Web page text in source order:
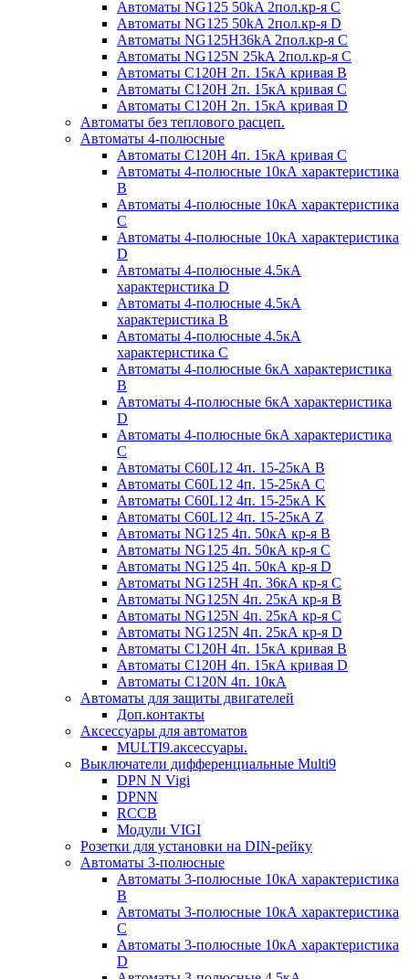
Автоматы NG125 50kA 2пол.кр-я C
Автоматы NG125 50kA 2пол.кр-я D
Автоматы NG125H36kA 2пол.кр-я C
Автоматы NG125N 25kA 2пол.кр-я C
Автоматы С120H 2п. 15кА кривая B
Автоматы С120H 2п. 15кА кривая C
Автоматы С120H 2п. 15кА кривая D
Автоматы без теплового расцеп.
Автоматы 4-полюсные
Автоматы С120H 4п. 15кА кривая C
Автоматы 4-полюсные 10кА характеристика
B
Автоматы 4-полюсные 10кА характеристика
C
Автоматы 4-полюсные 10кА характеристика
D
Автоматы 4-полюсные 4.5кА
характеристика D
Автоматы 4-полюсные 4.5кА
характеристика В
Автоматы 4-полюсные 4.5кА
характеристика С
Автоматы 4-полюсные 6кА характеристика
B
Автоматы 4-полюсные 6кА характеристика
D
Автоматы 4-полюсные 6кА характеристика
С
Автоматы C60L12 4п. 15-25кА B
Автоматы C60L12 4п. 15-25кА C
Автоматы C60L12 4п. 15-25кА K
Автоматы C60L12 4п. 15-25кА Z
Автоматы NG125 4п. 50кА кр-я B
Автоматы NG125 4п. 50кА кр-я C
Автоматы NG125 4п. 50кА кр-я D
Автоматы NG125H 4п. 36кА кр-я C
Автоматы NG125N 4п. 25кА кр-я B
Автоматы NG125N 4п. 25кА кр-я C
Автоматы NG125N 4п. 25кА кр-я D
Автоматы С120H 4п. 15кА кривая B
Автоматы С120H 4п. 15кА кривая D
Автоматы С120N 4п. 10кА
Автоматы для защиты двигателей
Доп.контакты
Аксессуары для автоматов
MULTI9.аксессуары.
Выключатели дифференциальные Multi9
DPN N Vigi
DPNN
RCCB
Модули VIGI
Розетки для установки на DIN-рейку
Автоматы 3-полюсные
Автоматы 3-полюсные 10кА характеристика
B
Автоматы 3-полюсные 10кА характеристика
C
Автоматы 3-полюсные 10кА характеристика
D